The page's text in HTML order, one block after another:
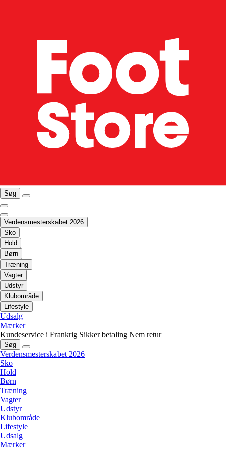
Søg
Verdensmesterskabet 2026
Sko
Hold
Børn
Træning
Vagter
Udstyr
Klubområde
Lifestyle
Udsalg
Mærker
Kundeservice i Frankrig Sikker betaling Nem retur
Søg
Verdensmesterskabet 2026
Sko
Hold
Børn
Træning
Vagter
Udstyr
Klubområde
Lifestyle
Udsalg
Mærker